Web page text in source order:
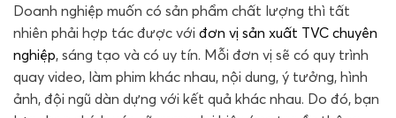
Doanh nghiệp muốn có sản phẩm chất lượng thì tất
nhiên phải hợp tác được với đơn vị sản xuất TVC chuyên
nghiệp, sáng tạo và có uy tín. Mỗi đơn vị sẽ có quy trình
quay video, làm phim khác nhau, nội dung, ý tưởng, hình
ảnh, đội ngũ dàn dựng với kết quả khác nhau. Do đó, bạn